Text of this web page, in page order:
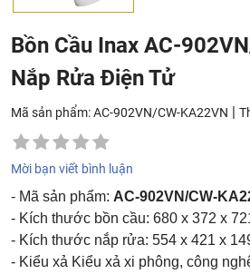
Bồn Cầu Inax AC-
Nắp Rửa Điện Tử
Mã sản phẩm: AC-902VN/CW-KA22VN |
Mời bạn viết bình luận
- Mã sản phẩm: AC-902VN/CW-
- Kích thước bồn cầu: 680 x 372 x
- Kích thước nắp rửa: 554 x 421 x
- Kiểu xả Kiểu xả xi phông, công